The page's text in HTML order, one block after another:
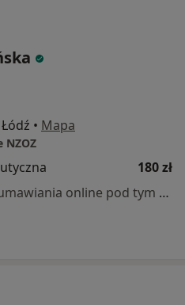
• Mapa
NZOZ
180 zł
Specjalista nie oferuje umawiania online pod tym adresem.